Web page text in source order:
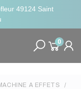
49124 Saint
0
A EFFETS